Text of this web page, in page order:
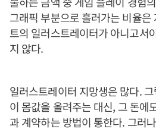
그래픽 부분으로 흘러가는 비율은
트의 일러스트레이터가 아니고서
지 않다.
일러스트레이터 지망생은 많다.
이 몸값을 올려주는 대신, 그 돈에
과 계약하는 방법이 통한다. 그러